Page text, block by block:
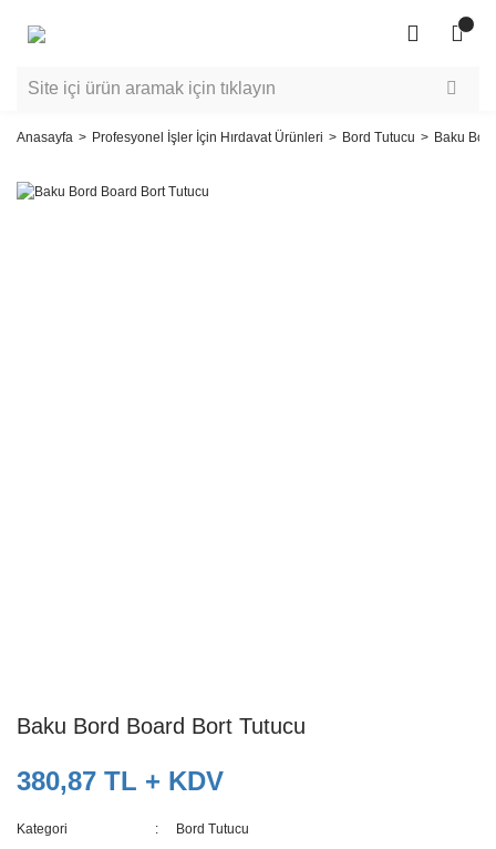
Anasayfa Profesyonel İşler İçin Hırdavat Ürünleri Bord Tutucu Baku
Baku Bord Board Bort Tutucu
380,87 TL + KDV
Kategori
Bord Tutucu